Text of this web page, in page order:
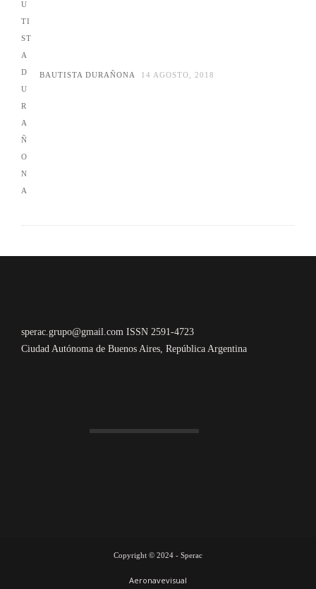
BAUTISTA DURAÑONA 14 AGOSTO, 2018
sperac.grupo@gmail.com ISSN 2591-4723
Ciudad Autónoma de Buenos Aires, República Argentina
Copyright © 2024 - Sperac
Aeronavevisual